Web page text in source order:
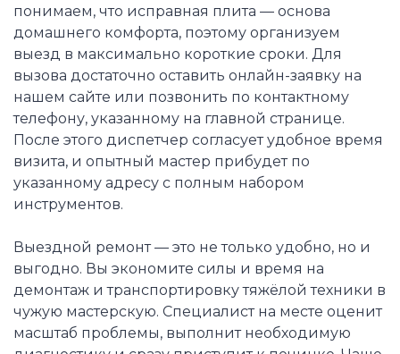
понимаем, что исправная плита — основа
домашнего комфорта, поэтому организуем
выезд в максимально короткие сроки. Для
вызова достаточно оставить онлайн-заявку на
нашем сайте или позвонить по контактному
телефону, указанному на главной странице.
После этого диспетчер согласует удобное время
визита, и опытный мастер прибудет по
указанному адресу с полным набором
инструментов.
Выездной ремонт — это не только удобно, но и
выгодно. Вы экономите силы и время на
демонтаж и транспортировку тяжёлой техники в
чужую мастерскую. Специалист на месте оценит
масштаб проблемы, выполнит необходимую